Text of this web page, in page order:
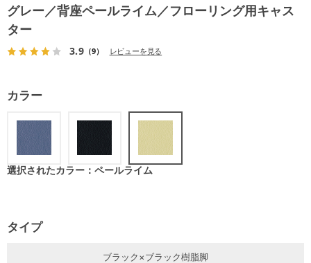
グレー／背座ペールライム／フローリング用キャス
ター
3.9（9） レビューを見る
カラー
選択されたカラー：ペールライム
タイプ
ブラック×ブラック樹脂脚